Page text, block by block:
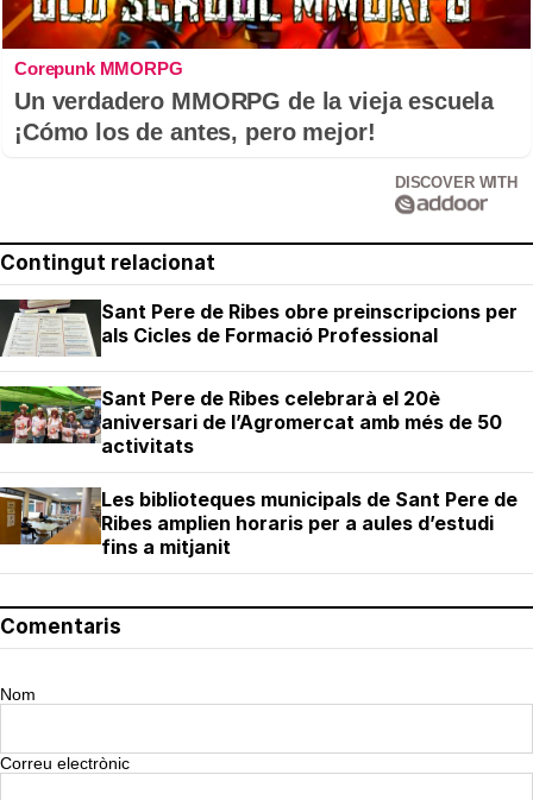
Corepunk MMORPG
Un verdadero MMORPG de la vieja escuela
¡Cómo los de antes, pero mejor!
DISCOVER WITH
Contingut relacionat
Sant Pere de Ribes obre preinscripcions per
als Cicles de Formació Professional
Sant Pere de Ribes celebrarà el 20è
aniversari de l’Agromercat amb més de 50
activitats
Les biblioteques municipals de Sant Pere de
Ribes amplien horaris per a aules d’estudi
fins a mitjanit
Comentaris
Nom
Correu electrònic